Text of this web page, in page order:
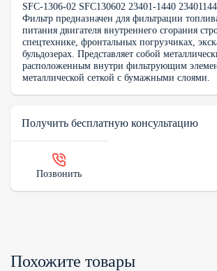
SFC-1306-02 SFC130602 23401-1440
Фильтр предназначен для фильтрации
питания двигателя внутреннего сгорания
спецтехнике, фронтальных погрузчиках,
бульдозерах. Представляет собой
расположенным внутри фильтрующим
металлической сеткой с бумажными слоями.
Получить бесплатную консультацию
Позвонить
Похожите товары